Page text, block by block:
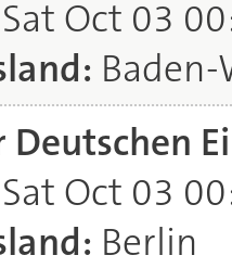
Oct 03
Deutschen
Oct 03
Berlin